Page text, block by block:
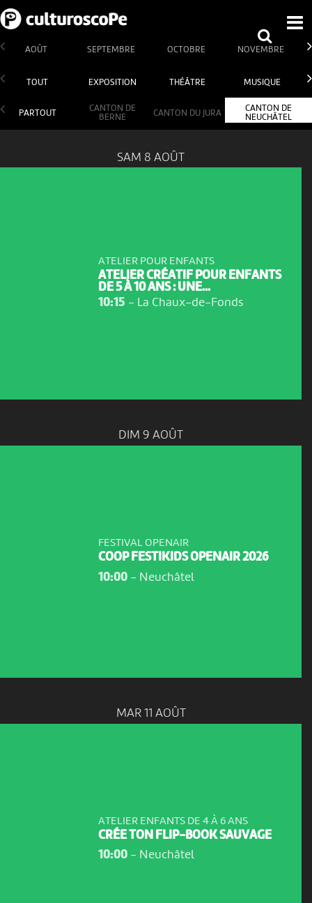
AOÛT SEPTEMBRE OCTOBRE NOVEMBRE
TOUT EXPOSITION THÉÂTRE MUSIQUE
PARTOUT
CANTON DE
BERNE
CANTON DU JURA
CANTON DE
NEUCHÂTEL
SAM 8 AOÛT
ATELIER POUR ENFANTS
ATELIER CRÉATIF POUR ENFANTS
DE 5 À 10 ANS : UNE...
10:15 - La Chaux-de-Fonds
DIM 9 AOÛT
FESTIVAL OPENAIR
COOP FESTIKIDS OPENAIR 2026
10:00- Neuchâtel
MAR 11 AOÛT
ATELIER ENFANTS DE 4 À 6 ANS
CRÉE TON FLIP-BOOK SAUVAGE
10:00- Neuchâtel